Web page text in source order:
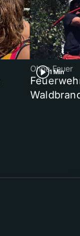
1 Min
Ohne Feuer